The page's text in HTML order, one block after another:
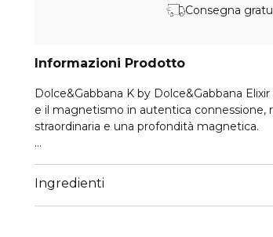
Consegna
Informazioni Prodotto
Dolce&Gabbana K by Dolce&Gabbana
e il magnetismo in autentica connessione,
straordinaria e una profondità magnetica.
Racchiusa in un flacone di vetro laccato
argentati, la fragranza si distingue per
Ingredienti